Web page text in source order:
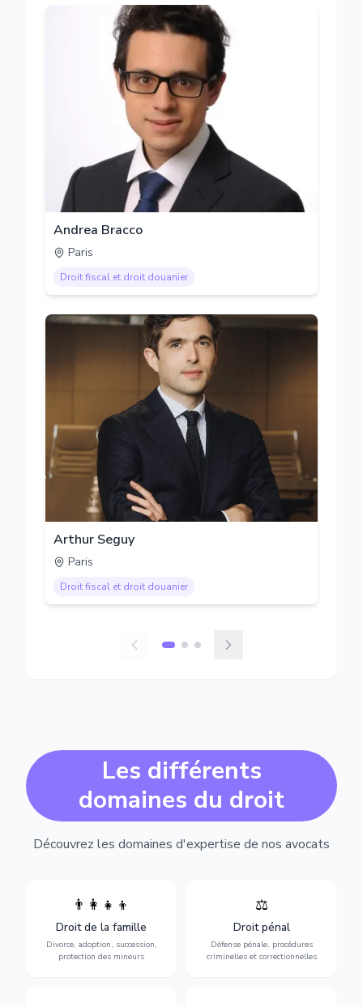
Andrea Bracco
Paris
Droit fiscal et droit douanier
Arthur Seguy
Paris
Droit fiscal et droit douanier
Les différents
domaines du droit
Découvrez les domaines d'expertise de nos avocats
👨‍👩‍👧‍👦
Droit de la famille
Divorce, adoption, succession,
protection des mineurs
Divorce, garde d'enfants,
adoption, succession et
protection des personnes
vulnérables.
⚖️
Droit pénal
Défense pénale, procédures
criminelles et correctionnelles
Expertise en matière pénale,
vue jusqu'au procès, pour
toute affaire correctionnelle
ou criminelle.